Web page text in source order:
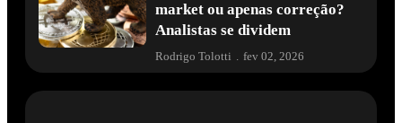
market ou apenas correção?
Analistas se dividem
Rodrigo Tolotti . fev 02, 2026